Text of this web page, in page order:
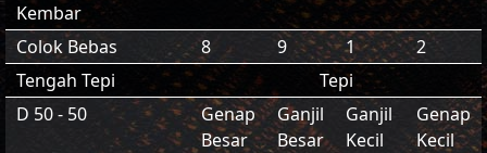
Kembar
Colok Bebas 8 9 1
2
Tengah Tepi
Tepi
D 50 - 50
Genap
Besar
Ganjil
Besar
Ganjil
Kecil
Genap
Kecil